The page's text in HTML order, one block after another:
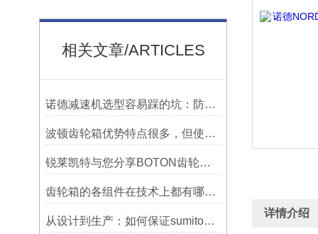
相关文章/ARTICLES
诺德减速机选型容易踩的坑：防水等级选低了，户外用半年就废
波顿齿轮箱优势特点很多，但使用一定要符合条件并及时维护
锐莱凯特与您分享BOTON齿轮箱的制造技术
齿轮箱的各组件在技术上都有哪些要求？
从设计到生产：如何保证sumitomo减速机的质量与可靠性？
详情介绍